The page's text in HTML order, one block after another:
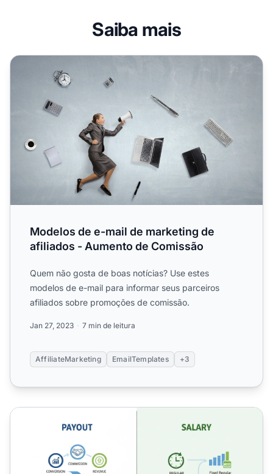
Saiba mais
Modelos de e-mail de marketing de afiliados - Aumento
Modelos de e-mail de marketing de
afiliados - Aumento de Comissão
Quem não gosta de boas notícias? Use estes
modelos de e-mail para informar seus parceiros
afiliados sobre promoções de comissão.
Jan 27, 2023 7 min de leitura
AffiliateMarketing EmailTemplates +3
Pagamento Significa Salário? Entenda as Diferenças